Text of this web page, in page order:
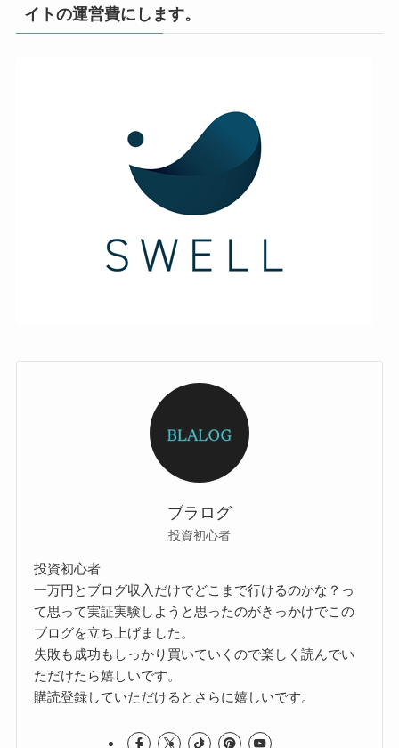
イトの運営費にします。
ブラログ
投資初心者
投資初心者
一万円とブログ収入だけでどこまで行けるのかな？っ
て思って実証実験しようと思ったのがきっかけでこの
ブログを立ち上げました。
失敗も成功もしっかり買いていくので楽しく読んでい
ただけたら嬉しいです。
購読登録していただけるとさらに嬉しいです。